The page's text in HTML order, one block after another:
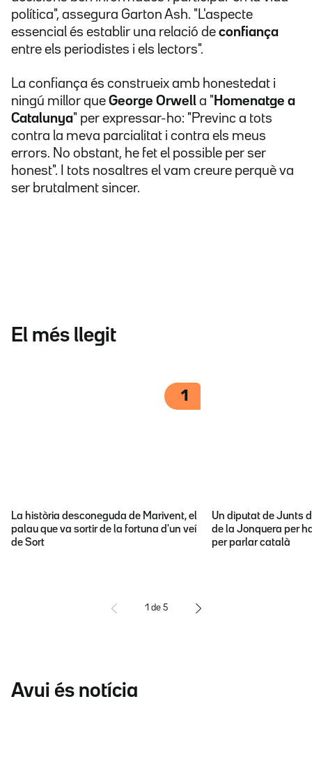
política", assegura Garton Ash. "L'aspecte
essencial és establir una relació de confiança
entre els periodistes i els lectors".
La confiança és construeix amb honestedat i
ningú millor que George Orwell a " Homenatge a
Catalunya" per expressar-ho: "Previnc a tots
contra la meva parcialitat i contra els meus
errors. No obstant, he fet el possible per ser
honest". I tots nosaltres el vam creure perquè va
ser brutalment sincer.
El més llegit
1
La història desconeguda de Marivent, el
palau que va sortir de la fortuna d'un veí
de Sort
Un diputat de Junts
de la Jonquera per
per parlar català
1 de 5
Avui és notícia